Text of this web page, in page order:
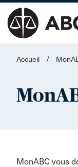
Accueil /
MonABC vous